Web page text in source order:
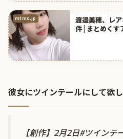
mtmx.jp
渡邉美穂、レ
件 | まとめくす
彼女にツインテールにして欲
【創作】2月2日#ツインテ